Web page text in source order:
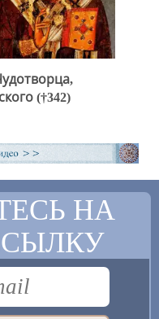
(†342)
НА